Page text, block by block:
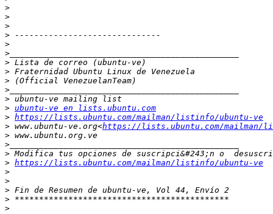
>
>
>
>
>
>
>
>
>
>
>
> ubuntu-ve en lists.ubuntu.com
> https://lists.ubuntu.com/mailman/listinfo/ubuntu-ve
> www.ubuntu-ve.org<https://lists.ubuntu.com/mailman/
>
>
>
> https://lists.ubuntu.com/mailman/listinfo/ubuntu-ve
>
>
>
>
>